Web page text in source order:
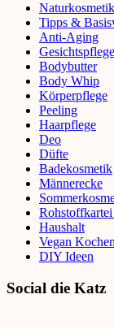
Tipps &
Anti-Aging
Gesichtspflege
Bodybutter
Body Whip
Körperpflege
Peeling
Haarpflege
Deo
Düfte
Badekosmetik
Männerecke
Haushalt
Vegan Kochen
DIY Ideen
Social die Katz